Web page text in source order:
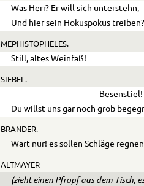
Was Herr? Er will sich unterstehn,
Und hier sein Hokuspokus
MEPHISTOPHELES.
Still, altes Weinfaß!
SIEBEL.
Besenstiel!
Du willst uns gar noch grob
BRANDER.
Wart nur! es sollen Schläge
ALTMAYER
(zieht einen Pfropf aus dem Tisch,